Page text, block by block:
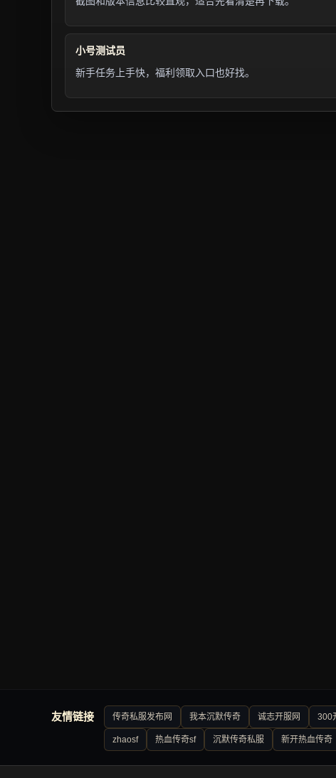
小号测试员
新手任务上手快，福利领取入口也好找。
友情链接 传奇私服发布网 我本沉默传奇 诚志开服网 300
zhaosf 热血传奇sf 沉默传奇私服 新开热血传奇